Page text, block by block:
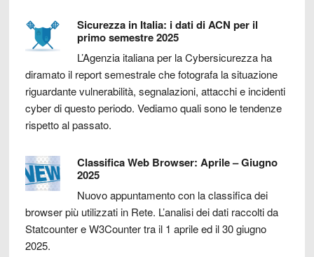
Sicurezza in Italia: i dati di ACN per il
primo semestre 2025
L’Agenzia italiana per la Cybersicurezza ha
diramato il report semestrale che fotografa la situazione
riguardante vulnerabilità, segnalazioni, attacchi e incidenti
cyber di questo periodo. Vediamo quali sono le tendenze
rispetto al passato.
Classifica Web Browser: Aprile – Giugno
2025
Nuovo appuntamento con la classifica dei
browser più utilizzati in Rete. L’analisi dei dati raccolti da
Statcounter e W3Counter tra il 1 aprile ed il 30 giugno
2025.